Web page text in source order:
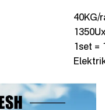
40KG/
1set =